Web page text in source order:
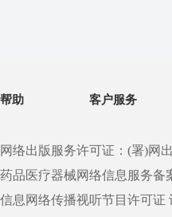
帮助 客户服务
网络出版服务许可证：(署)网
药品医疗器械网络信息服务备
信息网络传播视听节目许可证